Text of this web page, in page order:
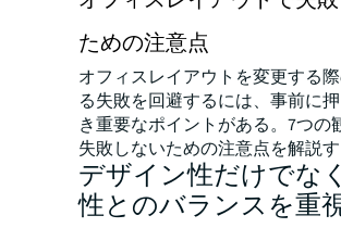
ための注意点
オフィスレイアウトを変更する
る失敗を回避するには、事前に
き重要なポイントがある。7つの
失敗しないための注意点を解説す
デザイン性だけでな
性とのバランスを重